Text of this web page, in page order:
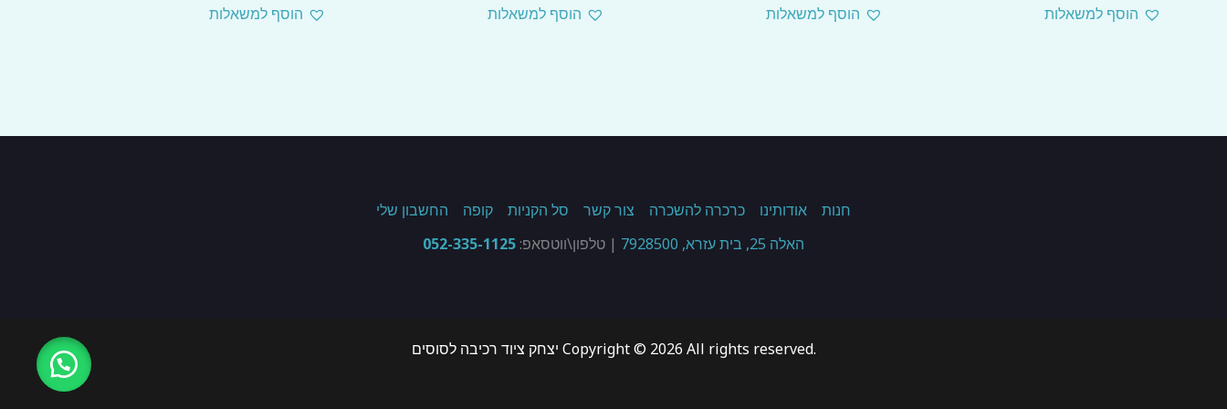
הוסף למשאלות הוסף למשאלות הוסף למשאלות הוסף למשאלות
חנות אודותינו כרכרה להשכרה צור קשר סל הקניות קופה
החשבון שלי
האלה 25, בית עזרא, 7928500
| טלפון\ווטסאפ:052-335-1125
.Copyright © 2026 All rights reserved יצחק ציוד רכיבה לסוסים